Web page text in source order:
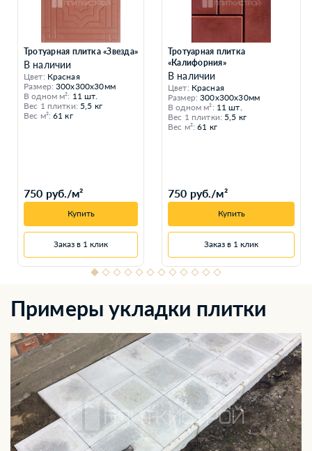
Тротуарная плитка «Звезда»
В наличии
Цвет: Красная
Размер: 300x300x30мм
В одном м²: 11 шт.
Вес 1 плитки: 5,5 кг
Вес м²: 61 кг
750 руб./м²
Купить
Заказ в 1 клик
Тротуарная плитка
«Калифорния»
В наличии
Цвет: Красная
Размер: 300x300x30мм
В одном м²: 11 шт.
Вес 1 плитки: 5,5 кг
Вес м²: 61 кг
750 руб./м²
Купить
Заказ в 1 клик
Примеры укладки плитки